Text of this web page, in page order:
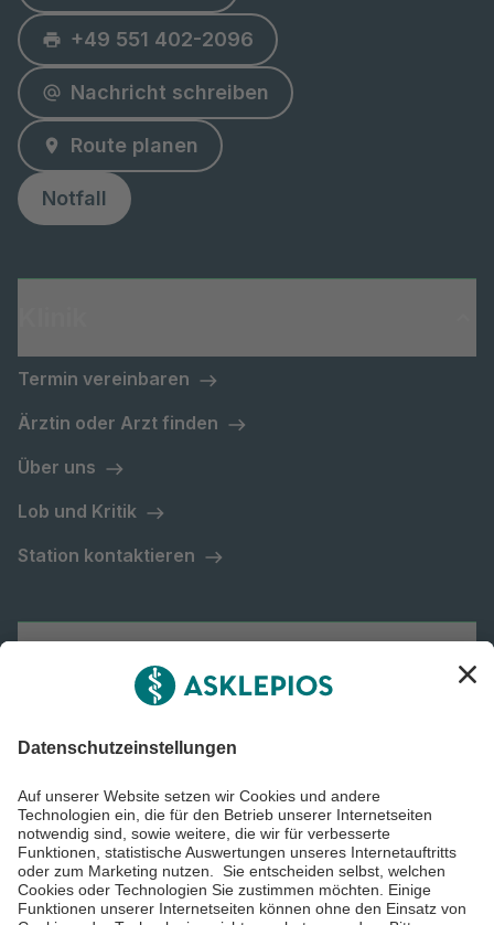
+49 551 402-2096
Nachricht schreiben
Route planen
Notfall
Termin vereinbaren
Ärztin oder Arzt finden
Über uns
Lob und Kritik
Station kontaktieren
Asklepios Gruppe